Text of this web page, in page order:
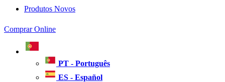
Produtos Novos
Comprar Online
PT - Português
ES - Español